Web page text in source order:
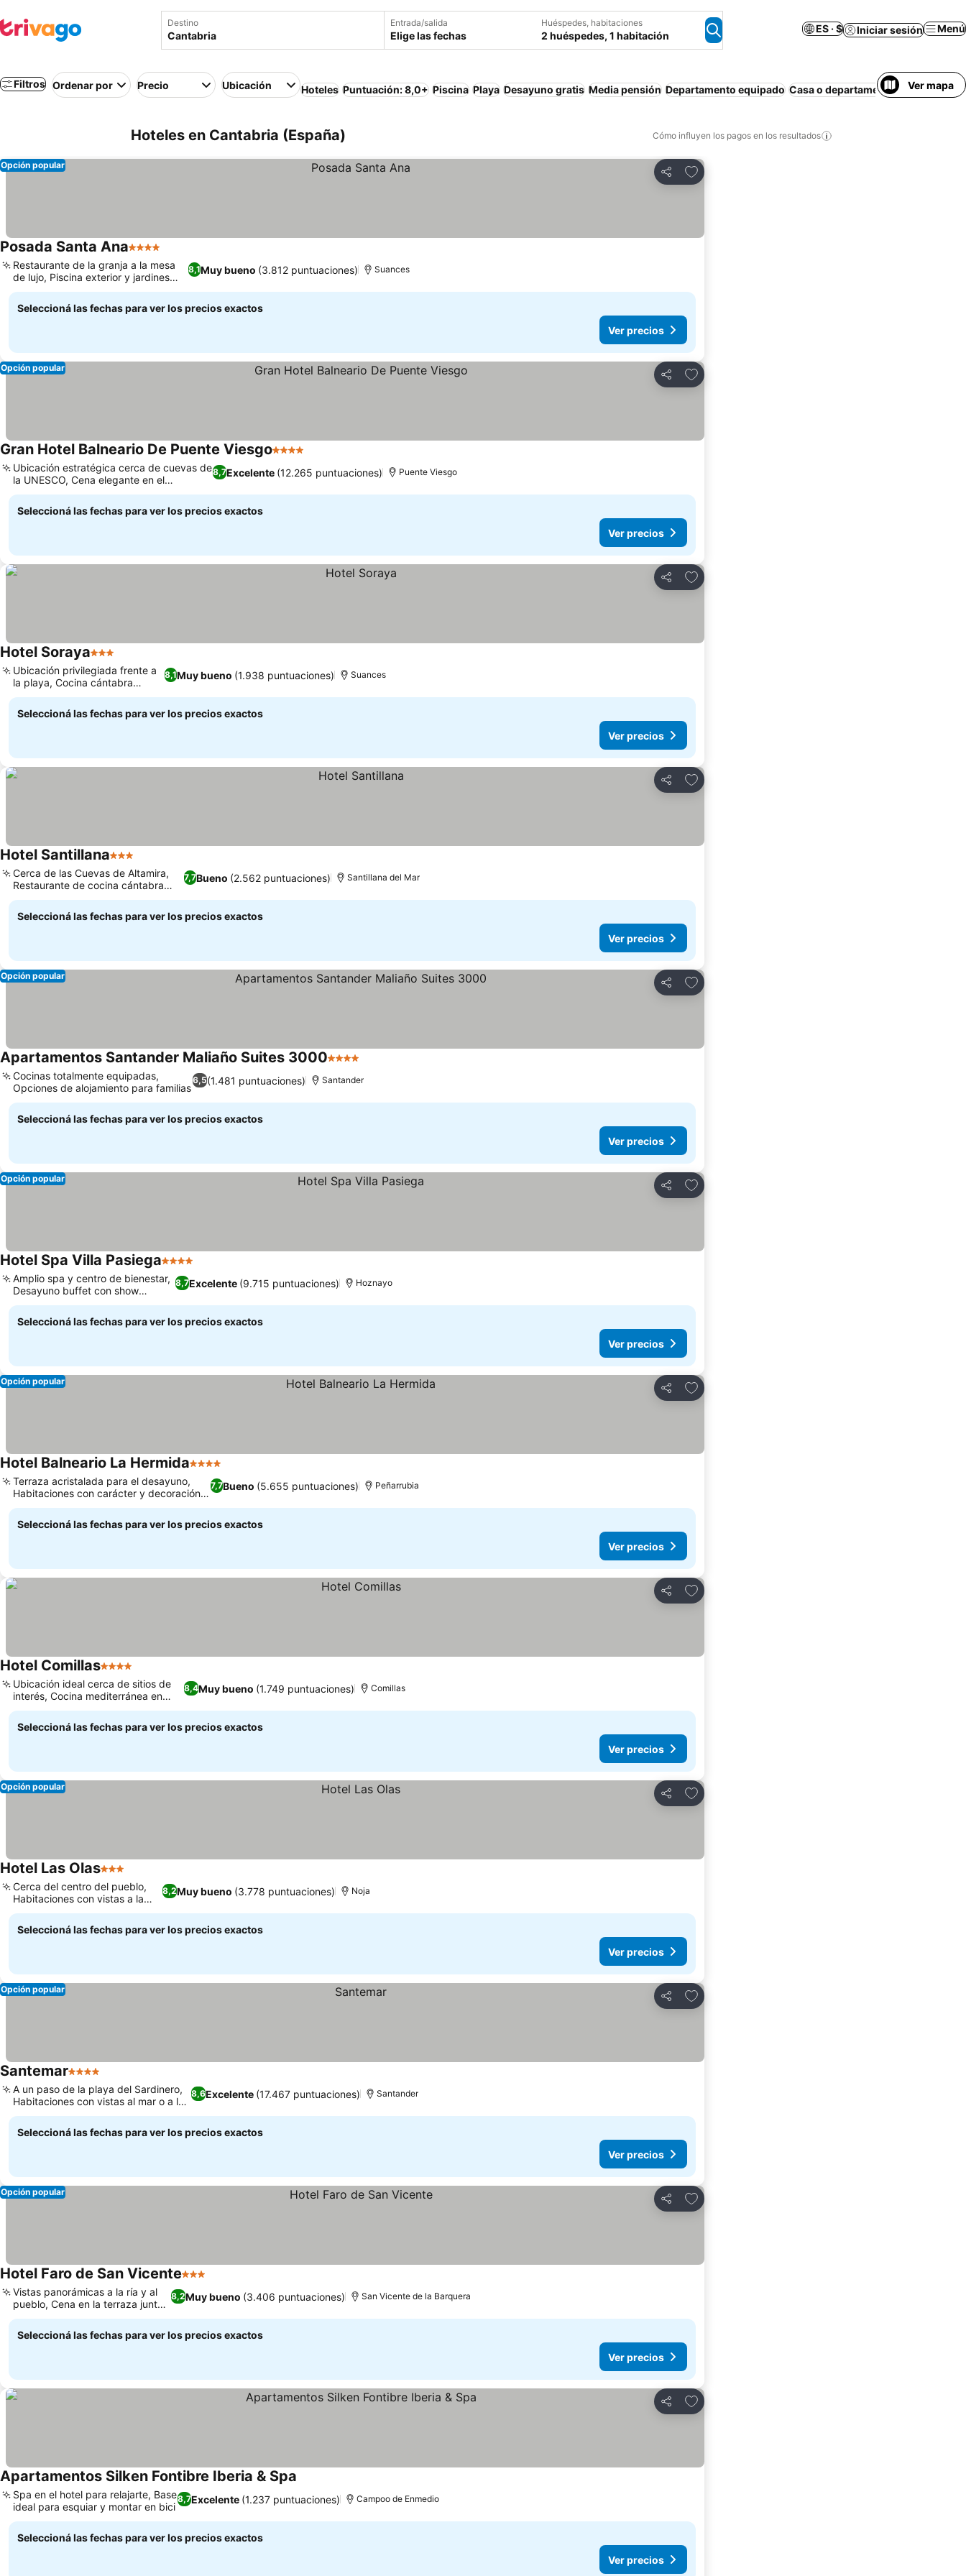
Destino Entrada/salida
Elige las fechas
Huéspedes, habitaciones
2 huéspedes, 1 habitación
ES · $ Iniciar sesión Menú
Filtros Ordenar por Precio Ubicación Hoteles Puntuación: 8,0+ Piscina Playa Desayuno gratis Media pensión Departamento equipado Casa o departamento enteroVer mapa
Hoteles en Cantabria (España) Cómo influyen los pagos en los resultados
Compartir
Añadir a favoritos
Opción popular
Posada Santa Ana4 Estrellas
8,1Muy bueno (3.812 puntuaciones)
Restaurante de la granja a la mesa
de lujo, Piscina exterior y jardines
tranquilos
Suances
Seleccioná las fechas para ver los precios exactos
Ver precios
Compartir
Añadir a favoritos
Opción popular
Gran Hotel Balneario De Puente Viesgo4 Estrellas
8,7Excelente (12.265 puntuaciones)
Ubicación estratégica cerca de cuevas de
la UNESCO, Cena elegante en el
restaurante El Jardín
Puente Viesgo
Seleccioná las fechas para ver los precios exactos
Ver precios
Compartir
Añadir a favoritos
Hotel Soraya3 Estrellas
8,1Muy bueno (1.938 puntuaciones)
Ubicación privilegiada frente a
la playa, Cocina cántabra
casera
Suances
Seleccioná las fechas para ver los precios exactos
Ver precios
Compartir
Añadir a favoritos
Hotel Santillana3 Estrellas
7,7Bueno (2.562 puntuaciones)
Cerca de las Cuevas de Altamira,
Restaurante de cocina cántabra
local
Santillana del Mar
Seleccioná las fechas para ver los precios exactos
Ver precios
Compartir
Añadir a favoritos
Opción popular
Apartamentos Santander Maliaño Suites 30004 Estrellas
6,5(1.481 puntuaciones)
Cocinas totalmente equipadas,
Opciones de alojamiento para familias
Santander
Seleccioná las fechas para ver los precios exactos
Ver precios
Compartir
Añadir a favoritos
Opción popular
Hotel Spa Villa Pasiega4 Estrellas
8,7Excelente (9.715 puntuaciones)
Amplio spa y centro de bienestar,
Desayuno buffet con show
cooking
Hoznayo
Seleccioná las fechas para ver los precios exactos
Ver precios
Compartir
Añadir a favoritos
Opción popular
Hotel Balneario La Hermida4 Estrellas
7,7Bueno (5.655 puntuaciones)
Terraza acristalada para el desayuno,
Habitaciones con carácter y decoración
individual
Peñarrubia
Seleccioná las fechas para ver los precios exactos
Ver precios
Compartir
Añadir a favoritos
Hotel Comillas4 Estrellas
8,4Muy bueno (1.749 puntuaciones)
Ubicación ideal cerca de sitios de
interés, Cocina mediterránea en
abba mía
Comillas
Seleccioná las fechas para ver los precios exactos
Ver precios
Compartir
Añadir a favoritos
Opción popular
Hotel Las Olas3 Estrellas
8,2Muy bueno (3.778 puntuaciones)
Cerca del centro del pueblo,
Habitaciones con vistas a la
bahía
Noja
Seleccioná las fechas para ver los precios exactos
Ver precios
Compartir
Añadir a favoritos
Opción popular
Santemar4 Estrellas
8,6Excelente (17.467 puntuaciones)
A un paso de la playa del Sardinero,
Habitaciones con vistas al mar o a la
ciudad
Santander
Seleccioná las fechas para ver los precios exactos
Ver precios
Compartir
Añadir a favoritos
Opción popular
Hotel Faro de San Vicente3 Estrellas
8,2Muy bueno (3.406 puntuaciones)
Vistas panorámicas a la ría y al
pueblo, Cena en la terraza junto
al río
San Vicente de la Barquera
Seleccioná las fechas para ver los precios exactos
Ver precios
Compartir
Añadir a favoritos
Apartamentos Silken Fontibre Iberia & Spa
8,7Excelente (1.237 puntuaciones)
Spa en el hotel para relajarte, Base
ideal para esquiar y montar en bici
Campoo de Enmedio
Seleccioná las fechas para ver los precios exactos
Ver precios